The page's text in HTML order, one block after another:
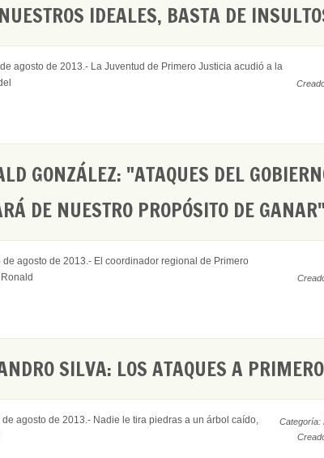
IDEALES, BASTA DE
agosto de 2013.- La Juventud de Primero Justicia acudió a la
GONZÁLEZ: "ATAQUES DEL
DE NUESTRO PROPÓSITO DE GANAR"
de agosto de 2013.- El coordinador regional de Primero
SILVA: LOS ATAQUES A
Categoría:
agosto de 2013.- Nadie le tira piedras a un árbol caído,